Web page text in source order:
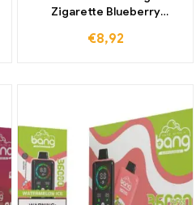
Zigarette Blueberry
Dual Mesh direkt vom
€8,92